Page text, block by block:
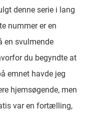
denne serie i lang
nummer er en
en svulmende
du begyndte at
emnet havde jeg
hjemsøgende, men
var en fortælling,